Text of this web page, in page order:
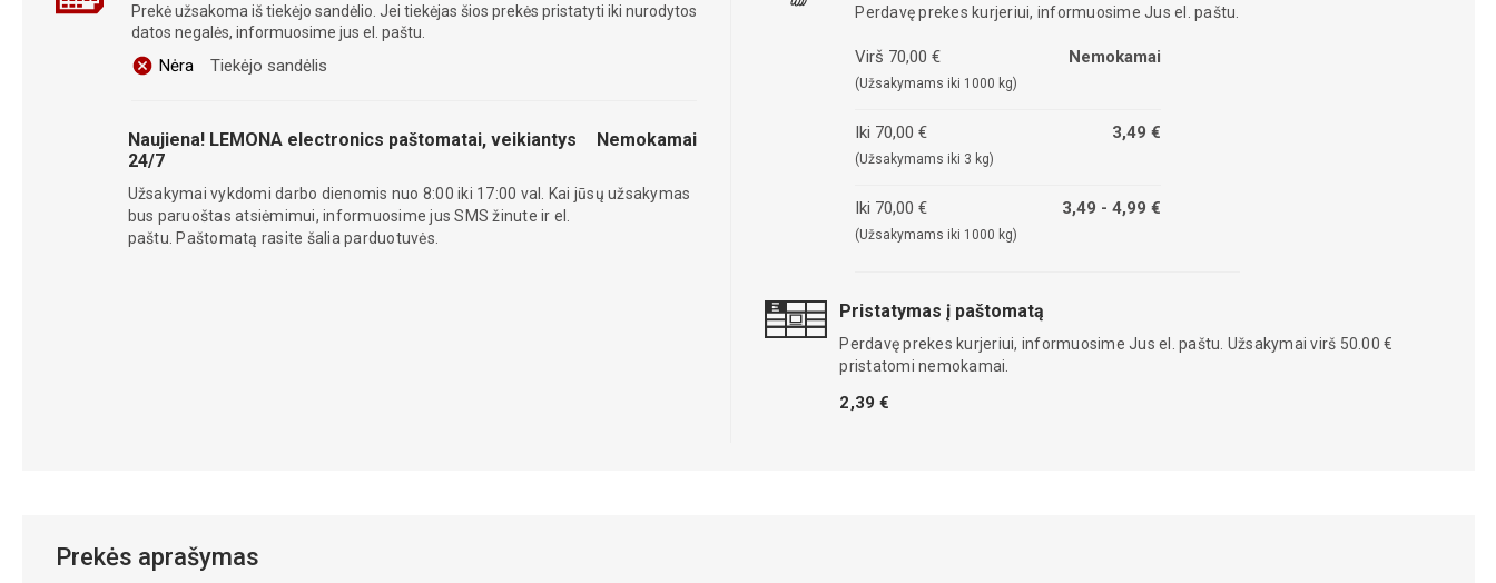
Prekė užsakoma iš tiekėjo sandėlio. Jei tiekėjas šios prekės pristatyti iki nurodytos
datos negalės, informuosime jus el. paštu.
Nėra Tiekėjo sandėlis
Naujiena! LEMONA electronics paštomatai, veikiantys
24/7
Nemokamai
Užsakymai vykdomi darbo dienomis nuo 8:00 iki 17:00 val. Kai jūsų užsakymas
bus paruoštas atsiėmimui, informuosime jus SMS žinute ir el.
paštu. Paštomatą rasite šalia parduotuvės.
Perdavę prekes kurjeriui, informuosime Jus el. paštu.
Virš 70,00 €
(Užsakymams iki 1000 kg)
Nemokamai
Iki 70,00 €
(Užsakymams iki 3 kg)
3,49 €
Iki 70,00 €
(Užsakymams iki 1000 kg)
3,49 - 4,99 €
Pristatymas į paštomatą
Perdavę prekes kurjeriui, informuosime Jus el. paštu. Užsakymai virš 50.00 €
pristatomi nemokamai.
2,39 €
Prekės aprašymas